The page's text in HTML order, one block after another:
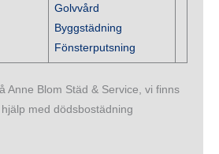
Golvvård
Byggstädning
Fönsterputsning
Anne Blom Städ & Service, vi finns
med dödsbostädning